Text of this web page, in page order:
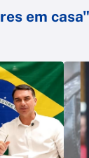
em casa"